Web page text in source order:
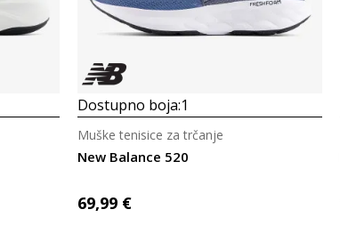
Dostupno boja:1
New Balance 520
Muške tenisice za trčanje
69,99 €